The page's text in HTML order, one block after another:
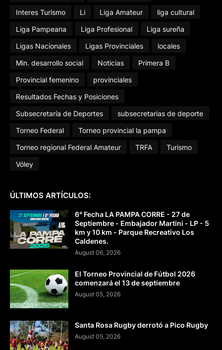
Interes Turismo
Li Liga Amateur
liga cultural
Liga Pampeana
Liga Profesional
Liga sureña
Ligas Nacionales
Ligas Provinciales
locales
Min. desarrollo social
Noticias
Primera B
Provincial femenino
provinciales
Resultados Fechas y Posiciones
Subsecretaría de Deportes
subsecretarias de deporte
Torneo Federal
Torneo provincial la pampa
Torneo regional Federal Amateur
TRFA
Turismo
Vóley
ÚLTIMOS ARTÍCULOS:
6° Fecha LA PAMPA CORRE - 27 de
Septiembre - Embajador Martini - LP - 5
km y 10 km - Parque Recreativo Los
Caldenes.
August 06, 2026
El Torneo Provincial de Fútbol 2026
comenzará el 13 de septiembre
August 05, 2026
Santa Rosa Rugby derrotó a Pico Rugby
August 05, 2026